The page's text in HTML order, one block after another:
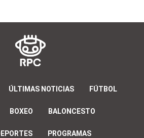
ÚLTIMAS NOTICIAS FÚTBOL
BOXEO BALONCESTO
PROGRAMAS